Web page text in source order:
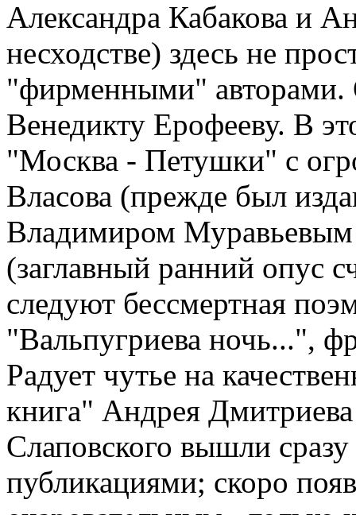
Александра Кабакова и
несходстве) здесь не
"фирменными" авторами.
Венедикту Ерофееву. В
"Москва - Петушки" с
Власова (прежде был
Владимиром Муравьевым
(заглавный ранний опус
следуют бессмертная
"Вальпугриева ночь...",
Радует чутье на
книга" Андрея
Слаповского вышли
публикациями; скоро